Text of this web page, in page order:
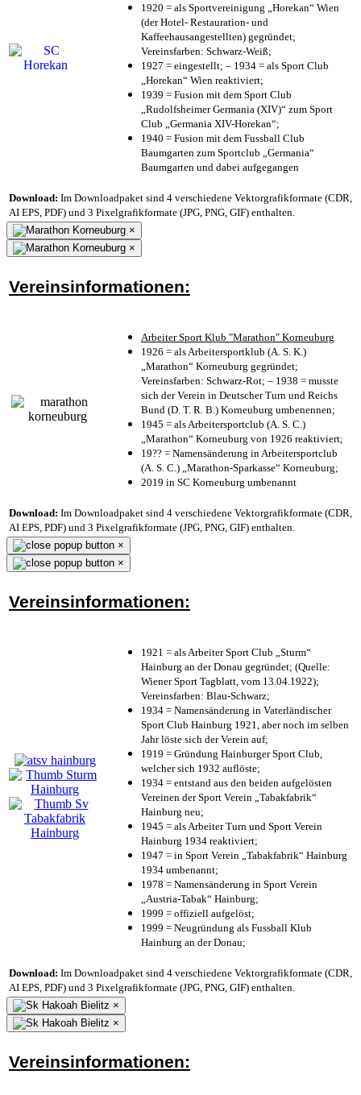
1920 = als Sportvereinigung „Horekan“ Wien
(der Hotel- Restauration- und
Kaffeehausangestellten) gegründet;
Vereinsfarben: Schwarz-Weiß;
1927 = eingestellt; – 1934 = als Sport Club
„Horekan“ Wien reaktiviert;
1939 = Fusion mit dem Sport Club
„Rudolfsheimer Germania (XIV)“ zum Sport
Club „Germania XIV-Horekan“;
1940 = Fusion mit dem Fussball Club
Baumgarten zum Sportclub „Germania“
Baumgarten und dabei aufgegangen
Download: Im Downloadpaket sind 4 verschiedene Vektorgrafikformate (CDR,
AI EPS, PDF) und 3 Pixelgrafikformate (JPG, PNG, GIF) enthalten.
×
×
Vereinsinformationen:
Arbeiter Sport Klub "Marathon" Korneuburg
1926 = als Arbeitersportklub (A. S. K.)
„Marathon“ Korneuburg gegründet;
Vereinsfarben: Schwarz-Rot; – 1938 = musste
sich der Verein in Deutscher Turn und Reichs
Bund (D. T. R. B.) Korneuburg umbenennen;
1945 = als Arbeitersportclub (A. S. C.)
„Marathon“ Korneuburg von 1926 reaktiviert;
19?? = Namensänderung in Arbeitersportclub
(A. S. C.) „Marathon-Sparkasse“ Korneuburg;
2019 in SC Korneuburg umbenannt
Download: Im Downloadpaket sind 4 verschiedene Vektorgrafikformate (CDR,
AI EPS, PDF) und 3 Pixelgrafikformate (JPG, PNG, GIF) enthalten.
×
×
Vereinsinformationen:
1921 = als Arbeiter Sport Club „Sturm“
Hainburg an der Donau gegründet; (Quelle:
Wiener Sport Tagblatt, vom 13.04.1922);
Vereinsfarben: Blau-Schwarz;
1934 = Namensänderung in Vaterländischer
Sport Club Hainburg 1921, aber noch im selben
Jahr löste sich der Verein auf;
1919 = Gründung Hainburger Sport Club,
welcher sich 1932 auflöste;
1934 = entstand aus den beiden aufgelösten
Vereinen der Sport Verein „Tabakfabrik“
Hainburg neu;
1945 = als Arbeiter Turn und Sport Verein
Hainburg 1934 reaktiviert;
1947 = in Sport Verein „Tabakfabrik“ Hainburg
1934 umbenannt;
1978 = Namensänderung in Sport Verein
„Austria-Tabak“ Hainburg;
1999 = offiziell aufgelöst;
1999 = Neugründung als Fussball Klub
Hainburg an der Donau;
Download: Im Downloadpaket sind 4 verschiedene Vektorgrafikformate (CDR,
AI EPS, PDF) und 3 Pixelgrafikformate (JPG, PNG, GIF) enthalten.
×
×
Vereinsinformationen: